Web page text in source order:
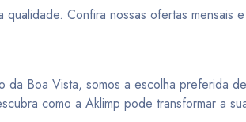
Confira nossas ofertas mensais
Boa Vista, somos a escolha preferida
como a Aklimp pode transformar a